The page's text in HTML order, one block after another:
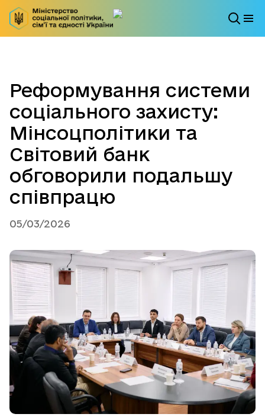
Реформування системи
соціального захисту:
Мінсоцполітики та
Світовий банк
обговорили подальшу
співпрацю
05/03/2026